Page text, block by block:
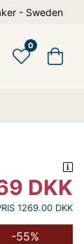
- Sweden
0
DKK
1269.00 DKK
-55%